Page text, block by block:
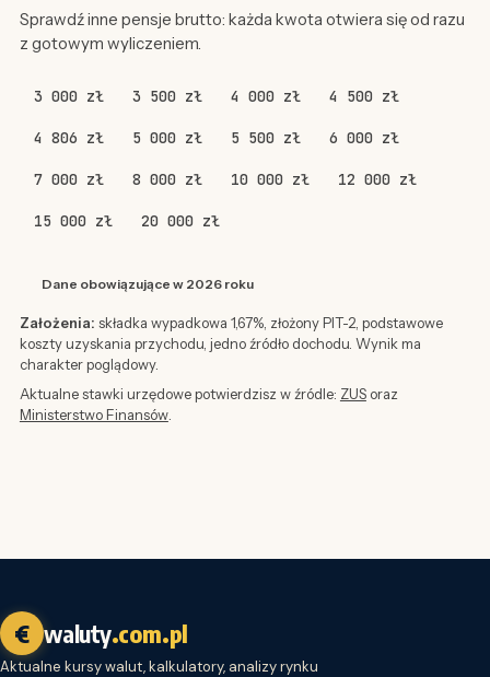
Sprawdź inne pensje brutto: każda kwota otwiera się od razu
z gotowym wyliczeniem.
3 000 zł 3 500 zł 4 000 zł 4 500 zł
4 806 zł 5 000 zł 5 500 zł 6 000 zł
7 000 zł 8 000 zł 10 000 zł 12 000 zł
15 000 zł 20 000 zł
Dane obowiązujące w 2026 roku
Założenia: składka wypadkowa 1,67%, złożony PIT-2, podstawowe
koszty uzyskania przychodu, jedno źródło dochodu. Wynik ma
charakter poglądowy.
Aktualne stawki urzędowe potwierdzisz w źródle: ZUSoraz
Ministerstwo Finansów.
€ waluty.com.pl
Aktualne kursy walut, kalkulatory, analizy rynku